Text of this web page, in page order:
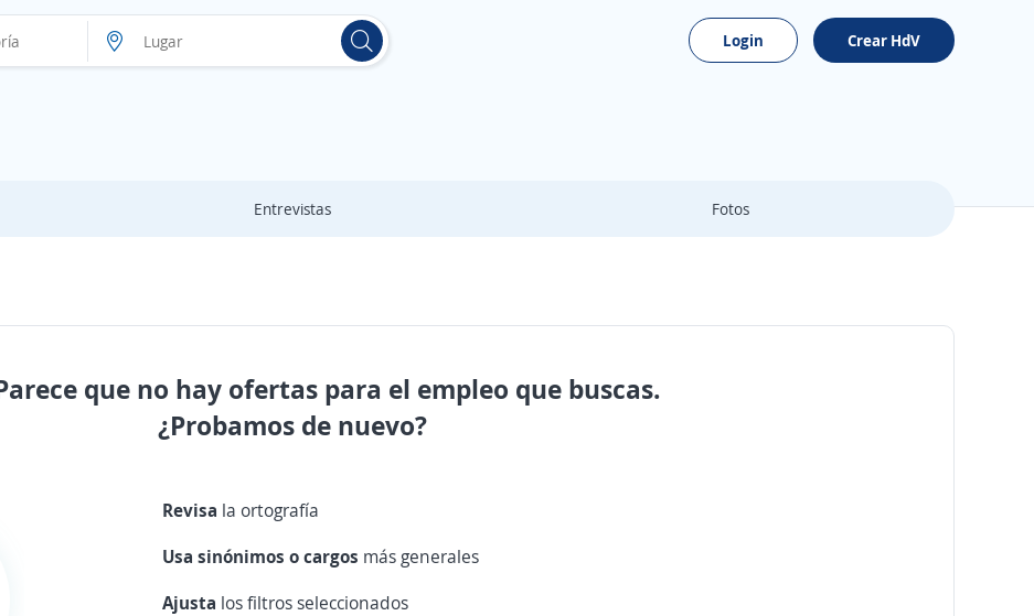
Login Crear HdV
Entrevistas Fotos
que no hay ofertas para el empleo que buscas.
¿Probamos de nuevo?
Revisa la ortografía
Usa sinónimos o cargos más generales
Ajusta los filtros seleccionados